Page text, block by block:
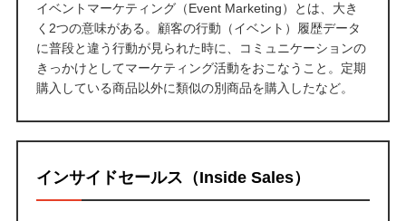
イベントマーケティング（Event Marketing）とは、大き
く2つの意味がある。顧客の行動（イベント）履歴データ
に普段と違う行動が見られた時に、コミュニケーションの
きっかけとしてマーケティング活動をおこなうこと。定期
購入している商品以外に類似の別商品を購入したなど。
インサイドセールス（Inside Sales）